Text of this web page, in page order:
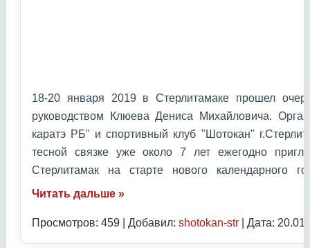
18-20 января 2019 в Стерлитамаке прошел
руководством Клюева Дениса Михайловича.
каратэ РБ" и спортивный клуб "Шотокан"
тесной связке уже около 7 лет ежегодно
Стерлитамак на старте нового
Читать дальше »
Просмотров: 459 | Добавил: shotokan-str | Дата: